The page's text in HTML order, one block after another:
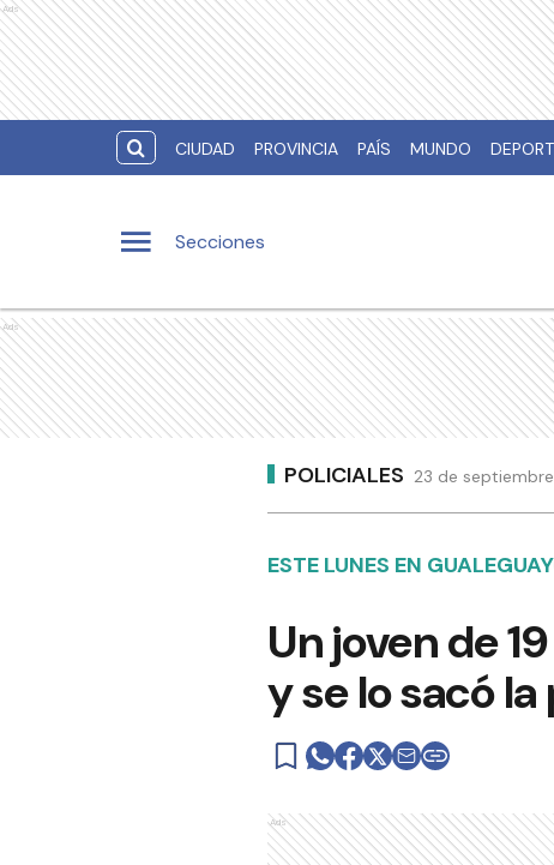
Ads
CIUDAD PROVINCIA PAÍS MUNDO
Secciones
Ads
POLICIALES 23 de
ESTE LUNES EN
Un joven de
y se lo sacó
Ads